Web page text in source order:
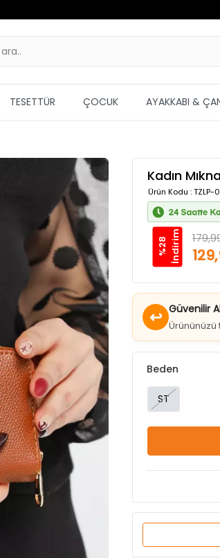
TESETTÜR ÇOCUK AYAKKABI &
Kadın
Ürün Kodu : TZLP-
%
2
8
İ
n
d
i
r
i m
↩ Güvenilir
Beden
ST